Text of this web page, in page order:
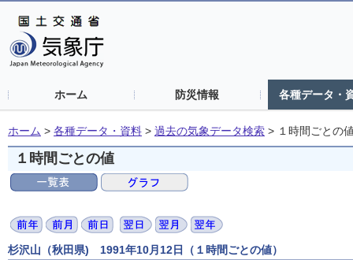
ホーム 防災情報 各種データ・
ホーム > 各種データ・資料 > 過去の気象データ検索 > １時間ごとの
１時間ごとの値
杉沢山（秋田県) 1991年10月12日（１時間ごとの値）